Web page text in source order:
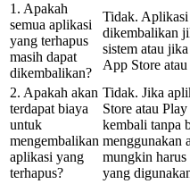
1. Apakah
semua aplikasi
yang terhapus
masih dapat
dikembalikan?
Tidak. Aplikasi
dikembalikan
sistem atau
App Store
2. Apakah akan
terdapat biaya
untuk
mengembalikan
aplikasi yang
terhapus?
Tidak. Jika
Store atau
kembali tanpa
menggunakan
mungkin
yang